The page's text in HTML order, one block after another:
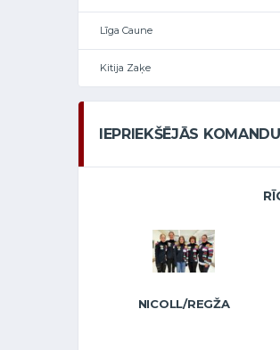
Līga Caune
Kitija Zaķe
IEPRIEKŠĒJĀS
NICOLL/REGŽA